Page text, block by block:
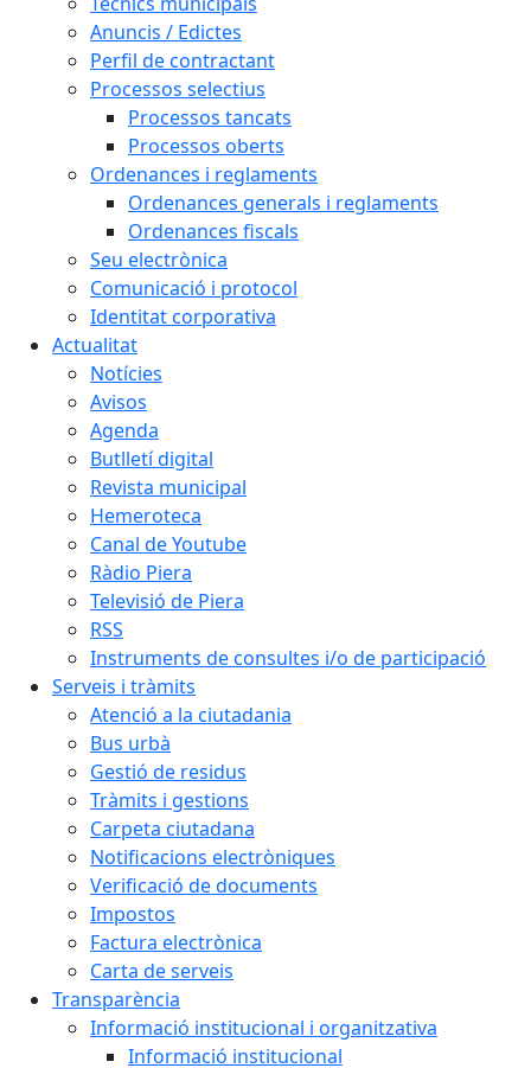
Anuncis / Edictes
Perfil de contractant
Processos selectius
Processos tancats
Processos oberts
Ordenances i reglaments
Ordenances generals i reglaments
Ordenances fiscals
Seu electrònica
Comunicació i protocol
Identitat corporativa
Actualitat
Notícies
Avisos
Agenda
Butlletí digital
Revista municipal
Hemeroteca
Canal de Youtube
Ràdio Piera
Televisió de Piera
RSS
Instruments de consultes i/o de participació
Serveis i tràmits
Atenció a la ciutadania
Bus urbà
Gestió de residus
Tràmits i gestions
Carpeta ciutadana
Notificacions electròniques
Verificació de documents
Impostos
Factura electrònica
Carta de serveis
Transparència
Informació institucional i organitzativa
Informació institucional